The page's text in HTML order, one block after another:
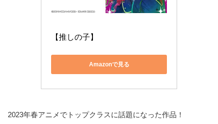
【推しの子】
Amazonで見る
2023年春アニメでトップクラスに話題になった作品！